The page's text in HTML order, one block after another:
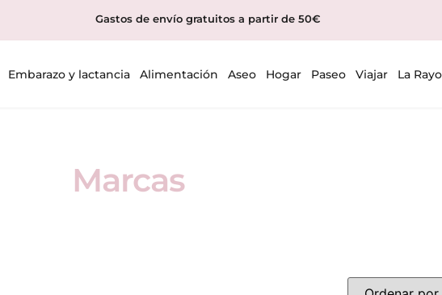
Gastos de envío gratuitos a partir de 50€
Embarazo y lactancia Alimentación Aseo Hogar Paseo Viajar La
Marcas